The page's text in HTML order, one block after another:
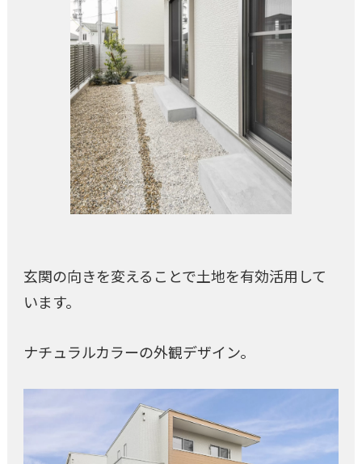
玄関の向きを変えることで土地を有効活用して
います。
ナチュラルカラーの外観デザイン。